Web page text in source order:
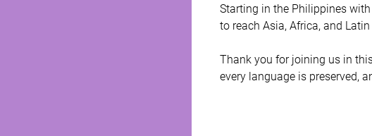
Starting in the Philippines
to reach Asia, Africa, and
Thank you for joining us in
every language is preserved,